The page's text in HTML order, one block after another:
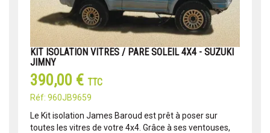
KIT ISOLATION VITRES / PARE SOLEIL 4X4 - SUZUKI
JIMNY
390,00 € TTC
Réf: 960JB9659
Le Kit isolation James Baroud est prêt à poser sur
toutes les vitres de votre 4x4. Grâce à ses ventouses,